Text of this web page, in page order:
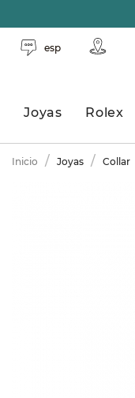
esp
Joyas Rolex
Inicio Joyas Collar